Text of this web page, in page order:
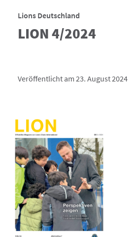
Lions Deutschland
LION 4/2024
Veröffentlicht am 23. August 2024